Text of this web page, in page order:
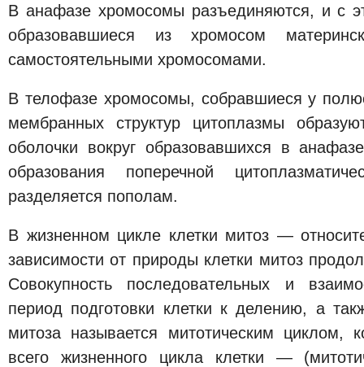
В анафазе хромосомы разъединяются, и с
образовавшиеся из хромосом
самостоятельными хромосомами.
В телофазе хромосомы, собравшиеся у
мембранных структур цитоплазмы
оболочки вокруг образовавшихся в
образования поперечной
разделяется пополам.
В жизненном цикле клетки митоз —
зависимости от природы клетки митоз
Совокупность последовательных и
период подготовки клетки к делению, а
митоза называется митотическим циклом,
всего жизненного цикла клетки —